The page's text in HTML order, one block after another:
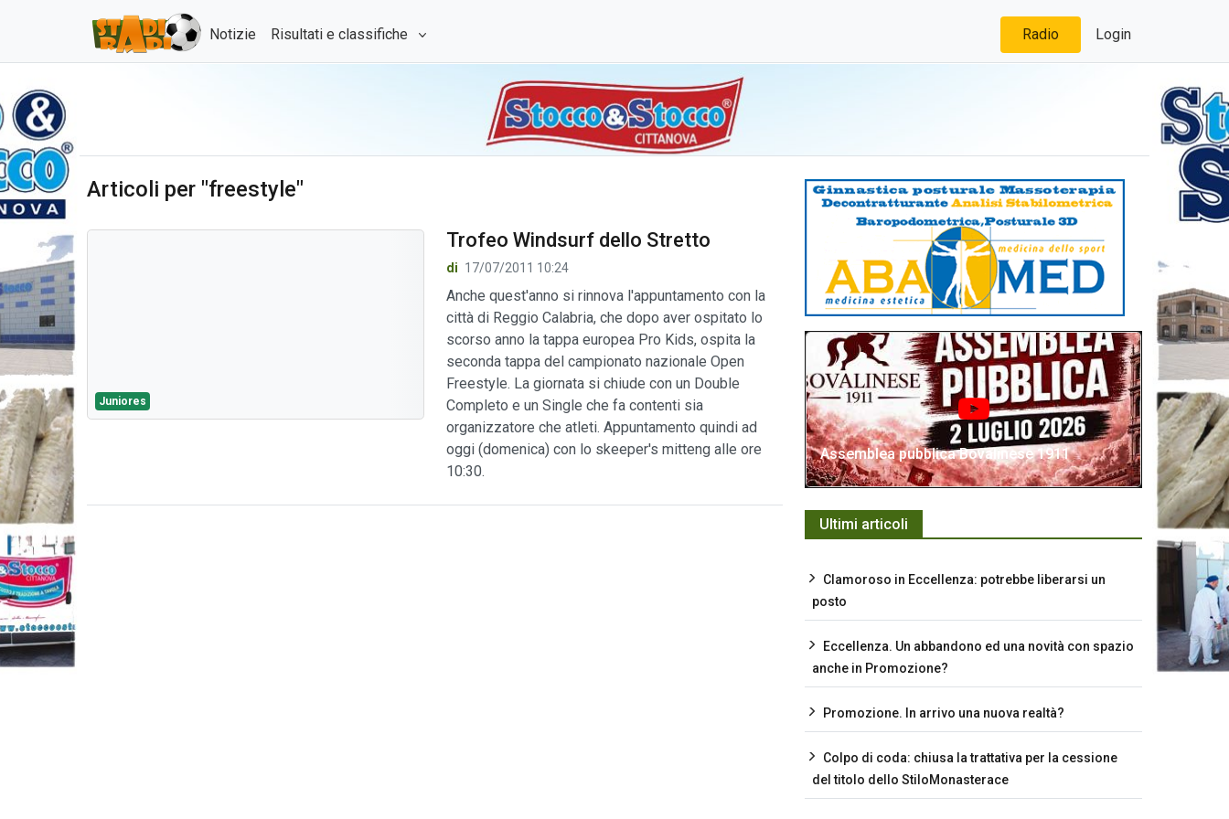
Notizie Risultati e classifiche Radio Login
Articoli per "freestyle"
Juniores
Trofeo Windsurf dello Stretto
di 17/07/2011 10:24
Anche quest'anno si rinnova l'appuntamento con la
città di Reggio Calabria, che dopo aver ospitato lo
scorso anno la tappa europea Pro Kids, ospita la
seconda tappa del campionato nazionale Open
Freestyle. La giornata si chiude con un Double
Completo e un Single che fa contenti sia
organizzatore che atleti. Appuntamento quindi ad
oggi (domenica) con lo skeeper's mitteng alle ore
10:30.
Assemblea pubblica Bovalinese 1911
Ultimi articoli
Clamoroso in Eccellenza: potrebbe liberarsi un
posto
Eccellenza. Un abbandono ed una novità con spazio
anche in Promozione?
Promozione. In arrivo una nuova realtà?
Colpo di coda: chiusa la trattativa per la cessione
del titolo dello StiloMonasterace